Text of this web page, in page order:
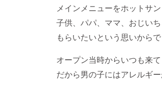
メインメニューをホットサ
子供、パパ、ママ、おじい
もらいたいという思いからで
オープン当時からいつも来
だから男の子にはアレルギ